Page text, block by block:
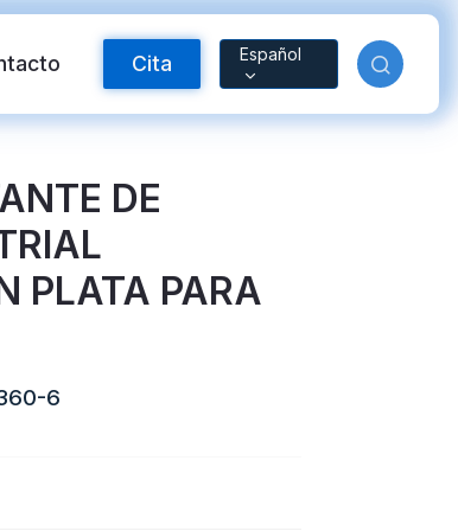
Cita Español
DE
PLATA PARA
6